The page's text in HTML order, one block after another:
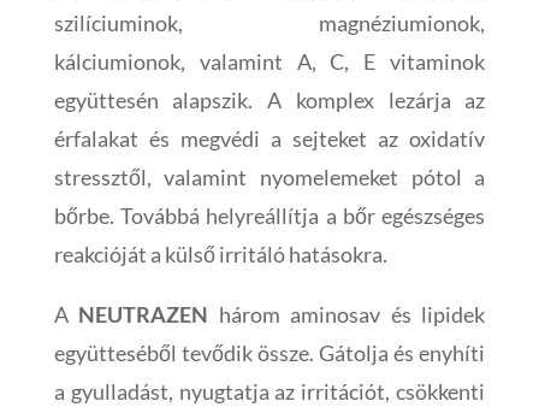
szilíciuminok, magnéziumionok,
kálciumionok, valamint A, C, E vitaminok
együttesén alapszik. A komplex lezárja az
érfalakat és megvédi a sejteket az oxidatív
stressztől, valamint nyomelemeket pótol a
bőrbe. Továbbá helyreállítja a bőr egészséges
reakcióját a külső irritáló hatásokra.
A NEUTRAZEN három aminosav és lipidek
együtteséből tevődik össze. Gátolja és enyhíti
a gyulladást, nyugtatja az irritációt, csökkenti